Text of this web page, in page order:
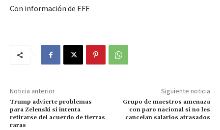
Con información de EFE
Noticia anterior
Trump advierte problemas
para Zelenski si intenta
retirarse del acuerdo de tierras
raras
Siguiente noticia
Grupo de maestros amenaza
con paro nacional si no les
cancelan salarios atrasados